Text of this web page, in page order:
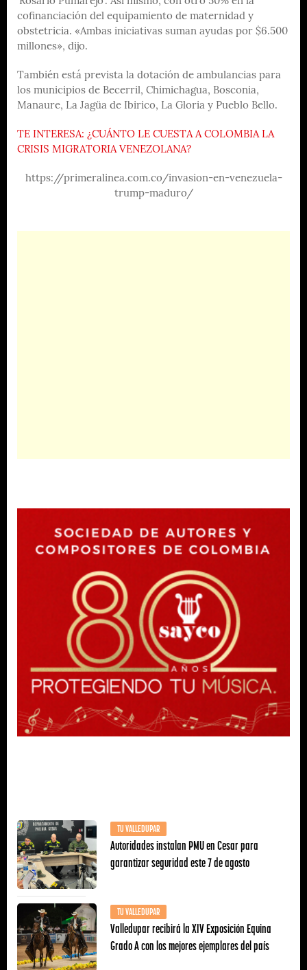
cofinanciación del equipamiento de maternidad y
obstetricia. «Ambas iniciativas suman ayudas por $6.500
millones», dijo.
También está prevista la dotación de ambulancias para
los municipios de Becerril, Chimichagua, Bosconia,
Manaure, La Jagüa de Ibirico, La Gloria y Pueblo Bello.
TE INTERESA: ¿CUÁNTO LE CUESTA A COLOMBIA LA
CRISIS MIGRATORIA VENEZOLANA?
https://primeralinea.com.co/invasion-en-venezuela-
trump-maduro/
TU VALLEDUPAR
Autoridades instalan PMU en Cesar para
garantizar seguridad este 7 de agosto
TU VALLEDUPAR
Valledupar recibirá la XIV Exposición Equina
Grado A con los mejores ejemplares del país